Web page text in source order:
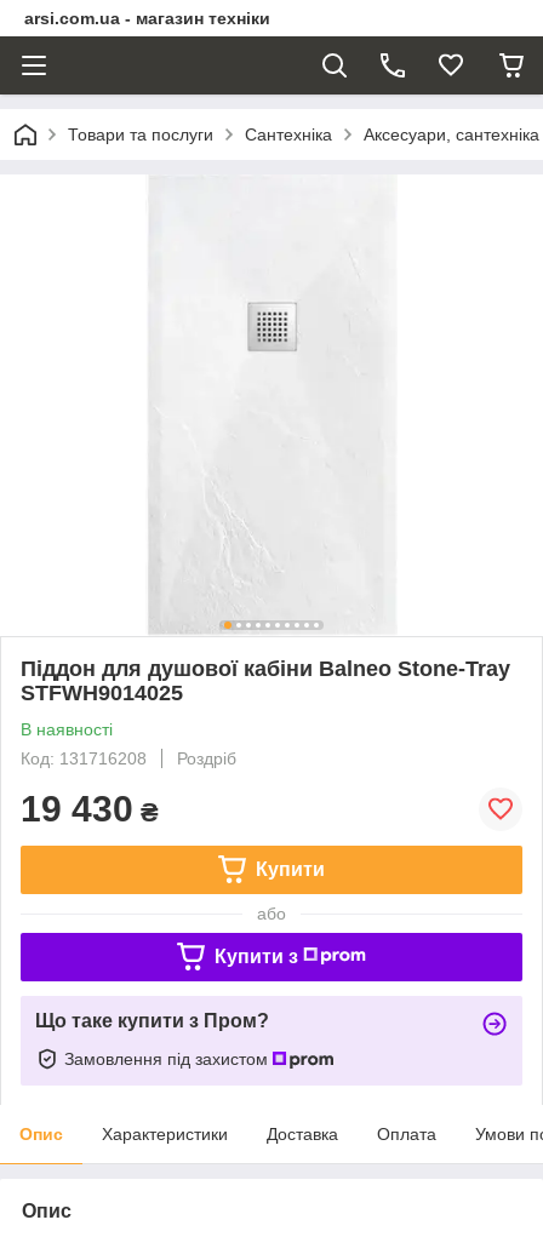
arsi.com.ua - магазин техніки
Товари та послуги Сантехніка Аксесуари, сантехніка
Піддон для душової кабіни Balneo Stone-Tray
STFWH9014025
В наявності
Код: 131716208
Роздріб
19 430 ₴
Купити
або
Купити з
Що таке купити з Пром?
Замовлення під захистом
Опис Характеристики Доставка Оплата Умови
Опис